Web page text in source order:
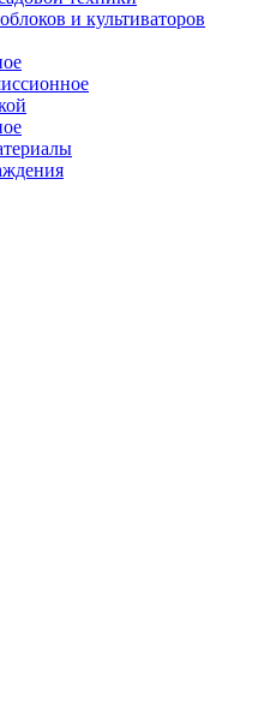
и культиваторов